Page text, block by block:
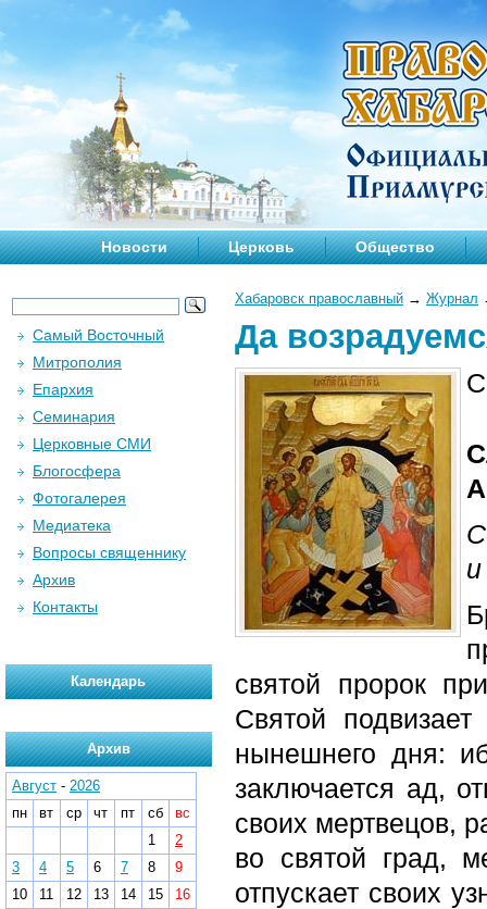
Новости Церковь Общество
Хабаровск православный → Журнал
Да
святой пророк
Святой
нынешнего дня:
заключается ад,
своих мертвецов,
во святой град,
отпускает своих
Самый Восточный
Митрополия
Епархия
Семинария
Церковные СМИ
Блогосфера
Фотогалерея
Медиатека
Вопросы священнику
Архив
Контакты
Календарь
Архив
Август - 2026
пн
вт ср чт пт сб
вс
1
2
3
4 5 6 7 8
9
10
11 12 13 14 15
16